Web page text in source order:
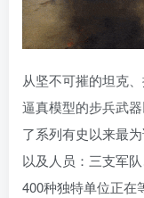
从坚不可摧的坦克
逼真模型的步兵武
了系列有史以来最
以及人员：三支军
400种独特单位正在